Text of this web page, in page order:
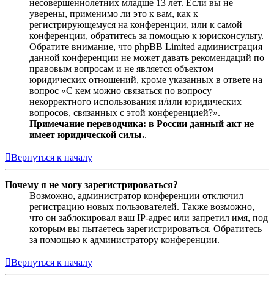
несовершеннолетних младше 13 лет. Если вы не
уверены, применимо ли это к вам, как к
регистрирующемуся на конференции, или к самой
конференции, обратитесь за помощью к юрисконсульту.
Обратите внимание, что phpBB Limited администрация
данной конференции не может давать рекомендаций по
правовым вопросам и не является объектом
юридических отношений, кроме указанных в ответе на
вопрос «С кем можно связаться по вопросу
некорректного использования и/или юридических
вопросов, связанных с этой конференцией?».
Примечание переводчика: в России данный акт не
имеет юридической силы..
Вернуться к началу
Почему я не могу зарегистрироваться?
Возможно, администратор конференции отключил
регистрацию новых пользователей. Также возможно,
что он заблокировал ваш IP-адрес или запретил имя, под
которым вы пытаетесь зарегистрироваться. Обратитесь
за помощью к администратору конференции.
Вернуться к началу